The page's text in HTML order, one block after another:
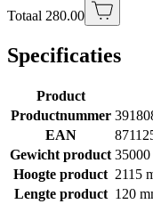
Totaal 280.00
Specificaties
Product
Productnummer
EAN
Gewicht product 35000
Hoogte product 2115
Lengte product 120